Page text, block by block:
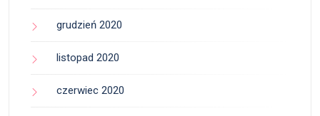
grudzień 2020
listopad 2020
czerwiec 2020